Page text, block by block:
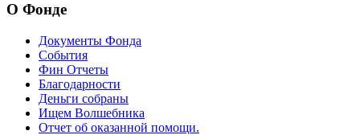
О Фонде
Документы Фонда
События
Фин Отчеты
Благодарности
Деньги собраны
Ищем Волшебника
Отчет об оказанной помощи.